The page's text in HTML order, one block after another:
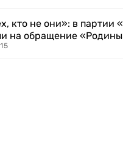
кто не они»: в партии
на обращение